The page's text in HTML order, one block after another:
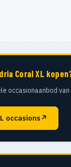
Coral XL
occasionaanbod
occasions ↗